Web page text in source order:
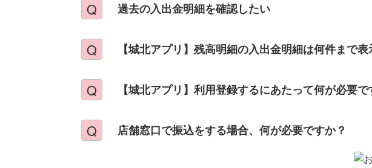
過去の入出金明細を確認したい
【城北アプリ】残高明細の入出金明細は何件まで
【城北アプリ】利用登録するにあたって何が必要で
店舗窓口で振込をする場合、何が必要ですか？